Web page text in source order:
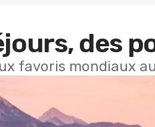
des
favoris mondiaux